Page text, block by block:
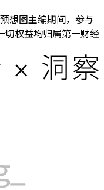
想图主编期间，参与
切权益均归属第一财经